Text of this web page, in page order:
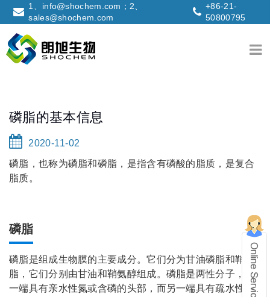
1、info@shochem.com；2、
sales@shochem.com
+86-21-
50800795
磷脂的基本信息
2020-11-02
磷脂，也称为磷脂和磷脂，是指含有磷酸的脂质，是复合
脂质。
磷脂
磷脂是组成生物膜的主要成分。它们分为甘油磷脂和鞘磷
脂，它们分别由甘油和鞘氨醇组成。磷脂是两性分子，其
一端具有亲水性氮或含磷的头部，而另一端具有疏水性
在线留言